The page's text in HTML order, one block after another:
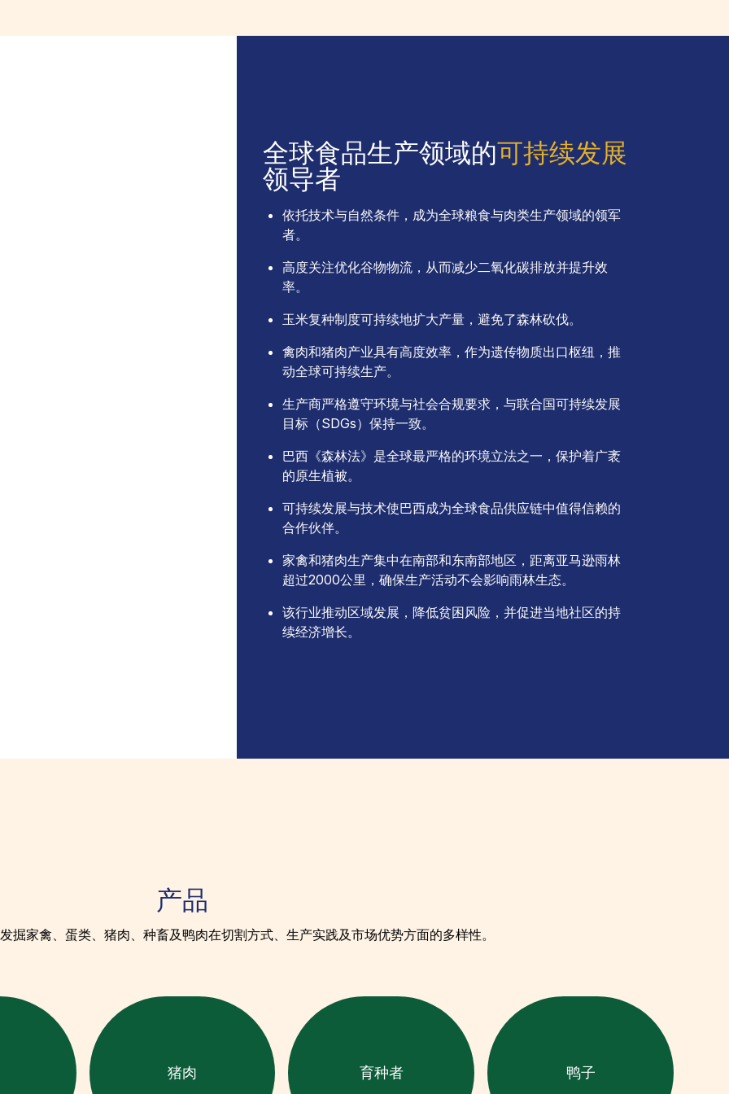
全球食品生产领域的可持续发展
领导者
依托技术与自然条件，成为全球粮食与肉类生产领域的领军
者。
高度关注优化谷物物流，从而减少二氧化碳排放并提升效
率。
玉米复种制度可持续地扩大产量，避免了森林砍伐。
禽肉和猪肉产业具有高度效率，作为遗传物质出口枢纽，推
动全球可持续生产。
生产商严格遵守环境与社会合规要求，与联合国可持续发展
目标（SDGs）保持一致。
巴西《森林法》是全球最严格的环境立法之一，保护着广袤
的原生植被。
可持续发展与技术使巴西成为全球食品供应链中值得信赖的
合作伙伴。
家禽和猪肉生产集中在南部和东南部地区，距离亚马逊雨林
超过2000公里，确保生产活动不会影响雨林生态。
该行业推动区域发展，降低贫困风险，并促进当地社区的持
续经济增长。
产品
掘家禽、蛋类、猪肉、种畜及鸭肉在切割方式、生产实践及市场优势方面的多样性。
猪肉 育种者 鸭子